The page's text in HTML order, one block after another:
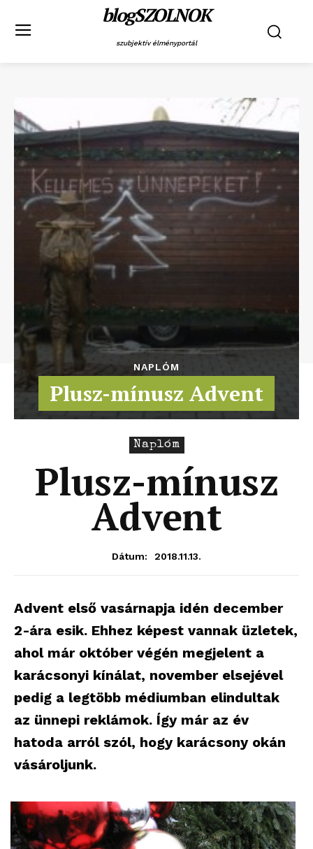
blogSZOLNOK
szubjektív élményportál
NAPLÓM
Plusz-mínusz Advent
Naplóm
Plusz-mínusz
Advent
Dátum: 2018.11.13.
Advent első vasárnapja idén december
2-ára esik. Ehhez képest vannak üzletek,
ahol már október végén megjelent a
karácsonyi kínálat, november elsejével
pedig a legtöbb médiumban elindultak
az ünnepi reklámok. Így már az év
hatoda arról szól, hogy karácsony okán
vásároljunk.